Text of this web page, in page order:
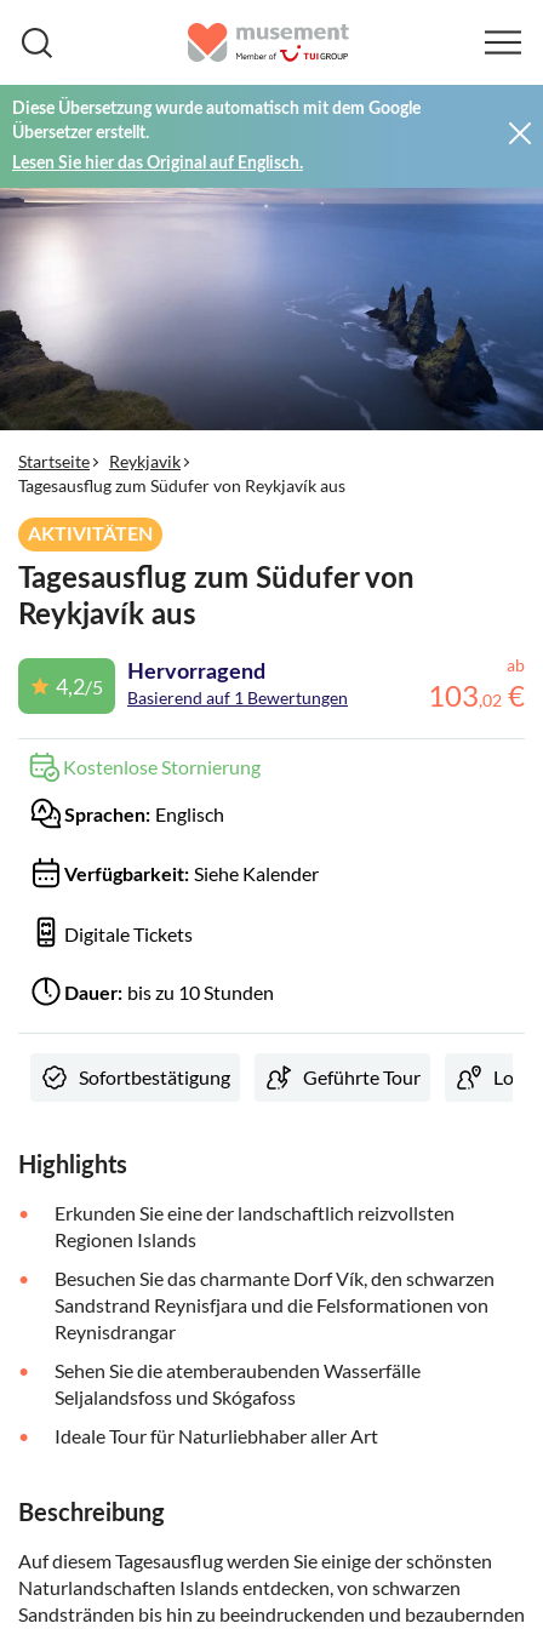
Diese Übersetzung wurde automatisch mit dem Google
Übersetzer erstellt.
Lesen Sie hier das Original auf Englisch.
Startseite
Reykjavik
Tagesausflug zum Südufer von Reykjavík aus
AKTIVITÄTEN
Tagesausflug zum Südufer von
Reykjavík aus
4,2/5
Hervorragend
Basierend auf 1 Bewertungen
ab
103,02 €
Kostenlose Stornierung
Sprachen: Englisch
Verfügbarkeit: Siehe Kalender
Digitale Tickets
Dauer: bis zu 10 Stunden
Sofortbestätigung Geführte Tour
Highlights
Erkunden Sie eine der landschaftlich reizvollsten
Regionen Islands
Besuchen Sie das charmante Dorf Vík, den schwarzen
Sandstrand Reynisfjara und die Felsformationen von
Reynisdrangar
Sehen Sie die atemberaubenden Wasserfälle
Seljalandsfoss und Skógafoss
Ideale Tour für Naturliebhaber aller Art
Beschreibung
Auf diesem Tagesausflug werden Sie einige der schönsten
Naturlandschaften Islands entdecken, von schwarzen
Sandstränden bis hin zu beeindruckenden und bezaubernden